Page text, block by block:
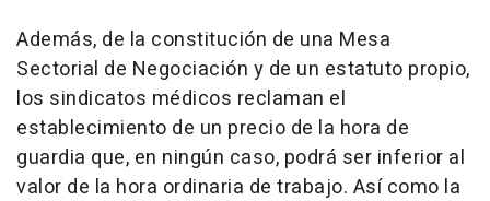
Además, de la constitución de una Mesa
Sectorial de Negociación y de un estatuto propio,
los sindicatos médicos reclaman el
establecimiento de un precio de la hora de
guardia que, en ningún caso, podrá ser inferior al
valor de la hora ordinaria de trabajo. Así como la